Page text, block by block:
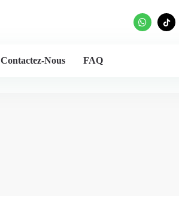
Contactez-Nous FAQ